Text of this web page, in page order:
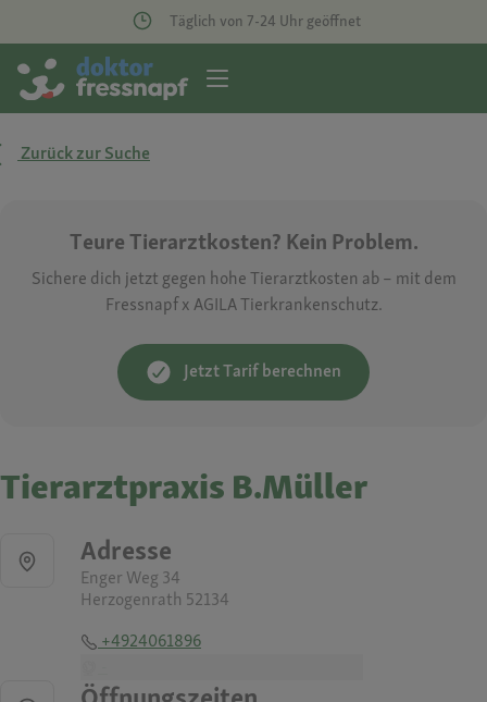
Täglich von 7-24 Uhr geöffnet
Zurück zur Suche
Teure Tierarztkosten? Kein Problem.
Sichere dich jetzt gegen hohe Tierarztkosten ab – mit dem
Fressnapf x AGILA Tierkrankenschutz.
Jetzt Tarif berechnen
Tierarztpraxis B.Müller
Adresse
Enger Weg 34
Herzogenrath 52134
+4924061896